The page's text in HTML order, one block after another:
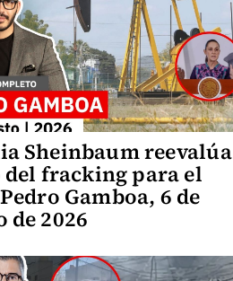
Sheinbaum reevalúa
del fracking para el
Gamboa, 6 de
de 2026